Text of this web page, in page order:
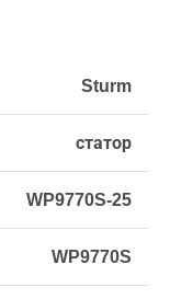
Sturm
статор
WP9770S-25
WP9770S